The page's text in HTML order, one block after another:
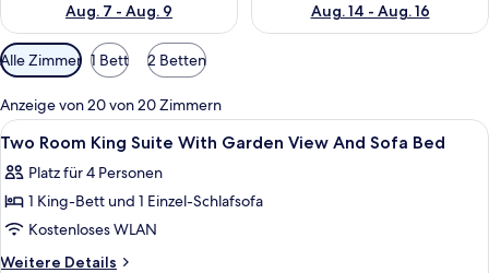
Aug. 7 - Aug. 9
Aug. 14 - Aug. 16
Verfügbare
Filter
für
Zimmer
Alle Zimmer 1 Bett 2 Betten
Anzeige von 20 von 20 Zimmern
Alle
Fotos
für
Two
Room
King
Ein Hotelzimmer mit Sofa,
4
Two Room King Suite With Garden View And Sofa Bed
Platz für 4 Personen
1 King-Bett und 1 Einzel-Schlafsofa
Kostenloses WLAN
Weitere Details
Weitere